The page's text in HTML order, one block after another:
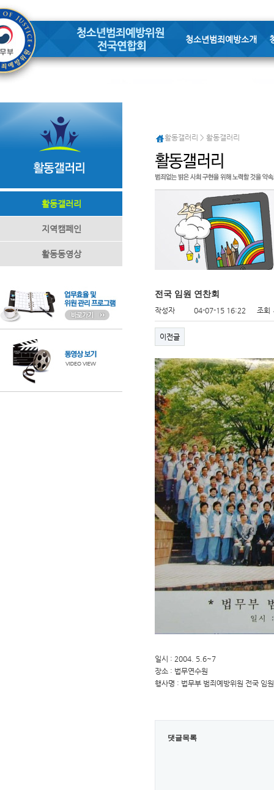
청소년범죄예방소개
활동갤러리
지역캠페인
활동동영상
활동갤러리 > 활동갤러리
전국 임원 연찬회
작성자 04-07-15 16:22 조회
이전글
일시 : 2004. 5.6~7
장소 : 법무연수원
행사명 : 법무부 범죄예방위원 전국 임
댓글목록